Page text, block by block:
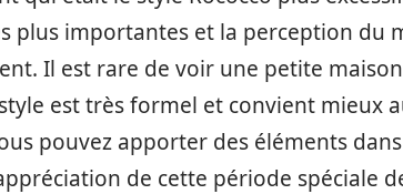
plus importantes et la perception du
Il est rare de voir une petite
est très formel et convient mieux
pouvez apporter des éléments
de cette période spéciale